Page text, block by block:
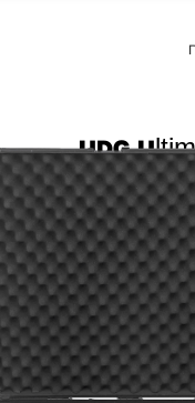
UDG
AlphaTheta DDJ-GRV6 Black קייס